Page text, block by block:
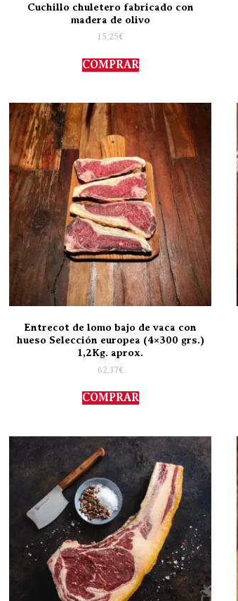
Cuchillo chuletero fabricado con
madera de olivo
15,25€
COMPRAR
Entrecot de lomo bajo de vaca con
hueso Selección europea (4×300 grs.)
1,2Kg. aprox.
62,37€
COMPRAR